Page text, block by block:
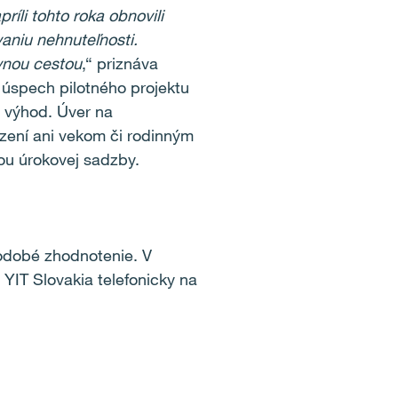
tohto roka obnovili
nehnuteľnosti.
cestou,“ priznáva
pilotného projektu
Úver na
ani vekom či rodinným
úrokovej sadzby.
zhodnotenie. V
Slovakia telefonicky na